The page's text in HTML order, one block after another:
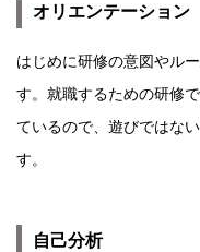
オリエンテーション
はじめに研修の意図やル
す。就職するための研修
ているので、遊びではな
す。
自己分析